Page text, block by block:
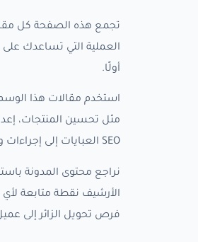
أولًا.
استخدم مقالات هذا
مثل تحسين المنتجات،
SEO العبايات إلى إجراءات واضحة داخل متجرك، لا إلى نصائح عامة يصعب تطبيقها.
نراجع محتوى المدونة
فرص تحويل الزائر إلى